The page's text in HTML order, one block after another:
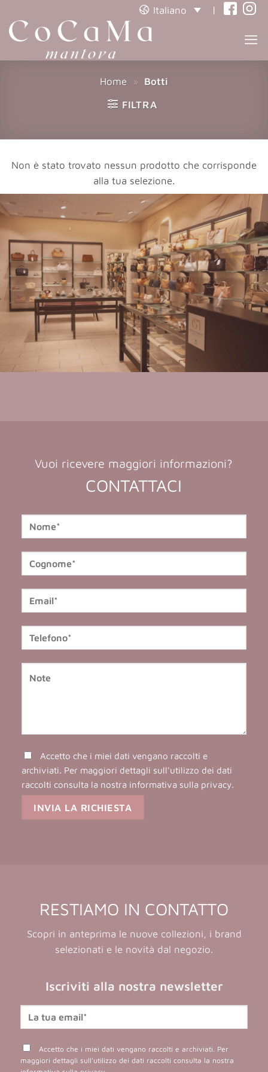
Italiano
|
in
Home » Botti
FILTRA
Non è stato trovato nessun prodotto che corrisponde
alla tua selezione.
Vuoi ricevere maggiori informazioni?
CONTATTACI
Accetto che i miei dati vengano raccolti e
archiviati. Per maggiori dettagli sull'utilizzo dei dati
raccolti consulta la nostra informativa sulla privacy.
RESTIAMO IN CONTATTO
Scopri in anteprima le nuove collezioni, i brand
selezionati e le novità dal negozio.
Iscriviti alla nostra newsletter
Accetto che i miei dati vengano raccolti e archiviati. Per
maggiori dettagli sull'utilizzo dei dati raccolti consulta la nostra